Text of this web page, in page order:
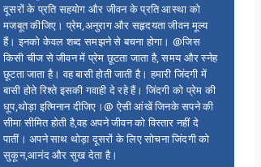
दूसरों के प्रति सहयोग और जीवन के प्रति आस्था को
मजबूत कीजिए। प्रेम,अनुराग और सहृदयता जीवन मूल्य
हैं। इनको केवल शब्द समझने से बचना होगा। @जिस
किसी चीज से जीवन में प्रेम छूटता जाता है, समय और स्नेह
छूटता जाता है। वह बासी होती जाती है। हमारी जिंदगी में
बासी होते रिश्ते इसकी गवाही दे रहे हैं। जिंदगी को प्रेम की
धूप,थोड़ा इत्मिनान दीजिए।@ ऐसी आंखें जिनके सपने की
सीमा सीमित होती है,वह अपने जीवन को विस्तार नहीं दे
पातीं। अपने साथ थोड़ा दूसरों के लिए सोचना जिंदगी को
सुकून,आनंद और सुख देता है।